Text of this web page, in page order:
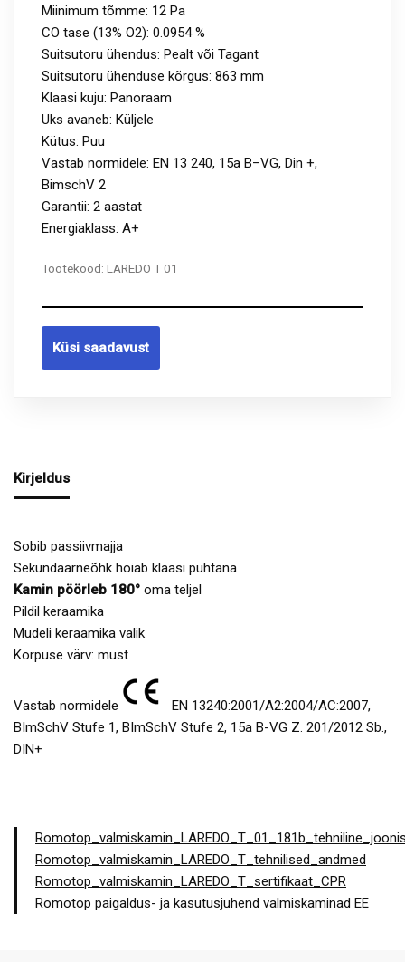
Miinimum tõmme: 12 Pa
CO tase (13% O2): 0.0954 %
Suitsutoru ühendus: Pealt või Tagant
Suitsutoru ühenduse kõrgus: 863 mm
Klaasi kuju: Panoraam
Uks avaneb: Küljele
Kütus: Puu
Vastab normidele: EN 13 240, 15a B–VG, Din +,
BimschV 2
Garantii: 2 aastat
Energiaklass: A+
Tootekood: LAREDO T 01
Küsi saadavust
Kirjeldus
Sobib passiivmajja
Sekundaarneõhk hoiab klaasi puhtana
Kamin pöörleb 180° oma teljel
Pildil keraamika
Mudeli keraamika valik
Korpuse värv: must
Vastab normidele
EN 13240:2001/A2:2004/AC:2007,
BImSchV Stufe 1, BImSchV Stufe 2, 15a B-VG Z. 201/2012 Sb.,
DIN+
Romotop_valmiskamin_LAREDO_T_tehnilised_andmed
Romotop_valmiskamin_LAREDO_T_sertifikaat_CPR
Romotop paigaldus- ja kasutusjuhend valmiskaminad EE